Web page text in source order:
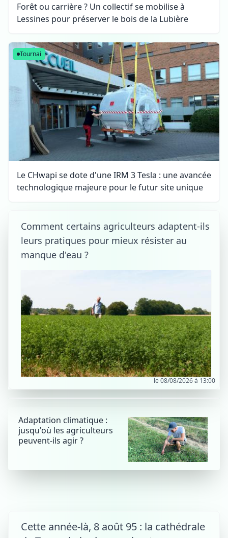
Forêt ou carrière ? Un collectif se mobilise à
Lessines pour préserver le bois de la Lubière
Tournai
Le CHwapi se dote d'une IRM 3 Tesla : une avancée
technologique majeure pour le futur site unique
Comment certains agriculteurs adaptent-ils
leurs pratiques pour mieux résister au
manque d'eau ?
le 08/08/2026 à 13:00
Adaptation climatique :
jusqu'où les agriculteurs
peuvent-ils agir ?
Cette année-là, 8 août 95 : la cathédrale